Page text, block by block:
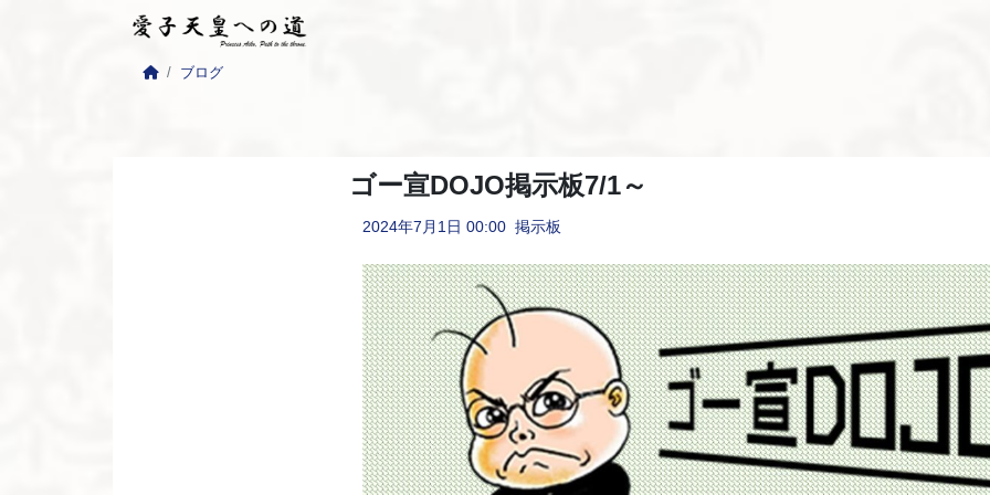
ブログ
ゴー宣DOJO掲示板7/1～
2024年7月1日 00:00 掲示板